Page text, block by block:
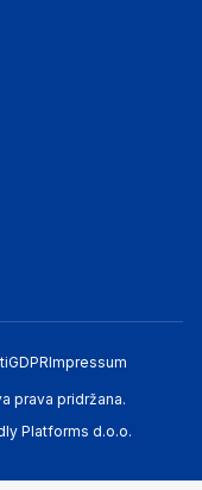
GDPRImpressum
prava pridržana.
Platforms d.o.o.